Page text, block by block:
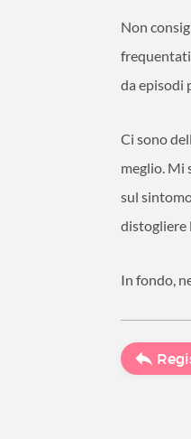
Non
frequentati
da episodi
Ci sono
meglio. Mi
sul
distogliere
In fondo,